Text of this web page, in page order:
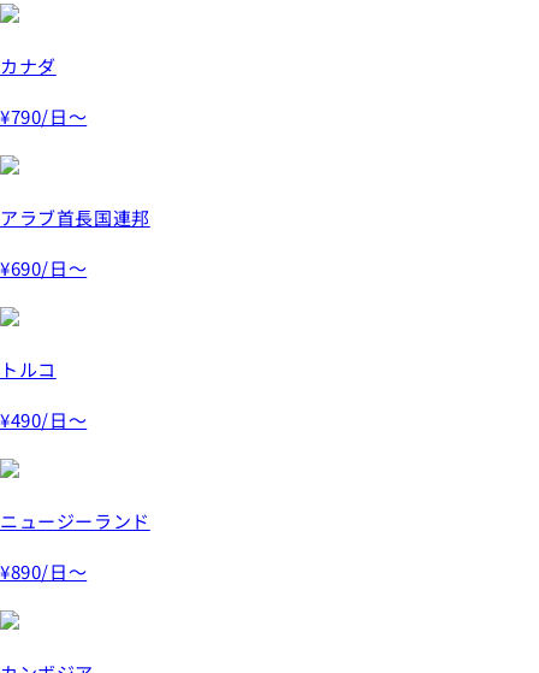
カナダ
¥790/日～
アラブ首長国連邦
¥690/日～
トルコ
¥490/日～
ニュージーランド
¥890/日～